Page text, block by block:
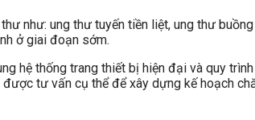
như: ung thư tuyến tiền liệt, ung thư
ở giai đoạn sớm.
hệ thống trang thiết bị hiện đại và quy
tư vấn cụ thể để xây dựng kế hoạch